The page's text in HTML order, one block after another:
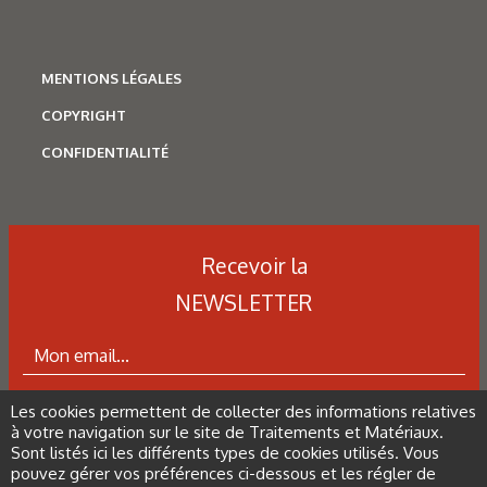
Figure 10 : Microstructure stationnaire en cours de torsion à
Les derniers articles sur ce
MENTIONS LÉGALES
COPYRIGHT
CONFIDENTIALITÉ
Recevoir la
NEWSLETTER
ABONNEZ-VOUS À LA NEWSLETTER
Les cookies permettent de collecter des informations relatives
à votre navigation sur le site de Traitements et Matériaux.
Sont listés ici les différents types de cookies utilisés. Vous
pouvez gérer vos préférences ci-dessous et les régler de